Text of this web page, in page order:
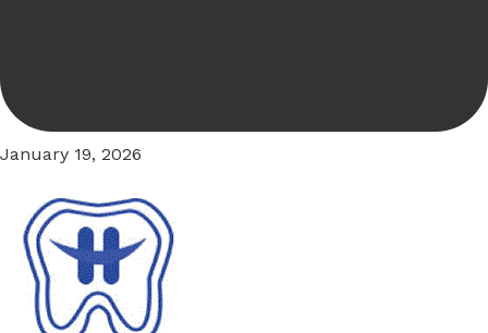
January 19, 2026